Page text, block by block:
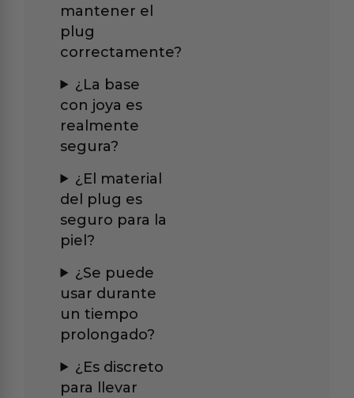
mantener el
plug
correctamente?
¿La base
con joya es
realmente
segura?
¿El material
del plug es
seguro para la
piel?
¿Se puede
usar durante
un tiempo
prolongado?
¿Es discreto
para llevar